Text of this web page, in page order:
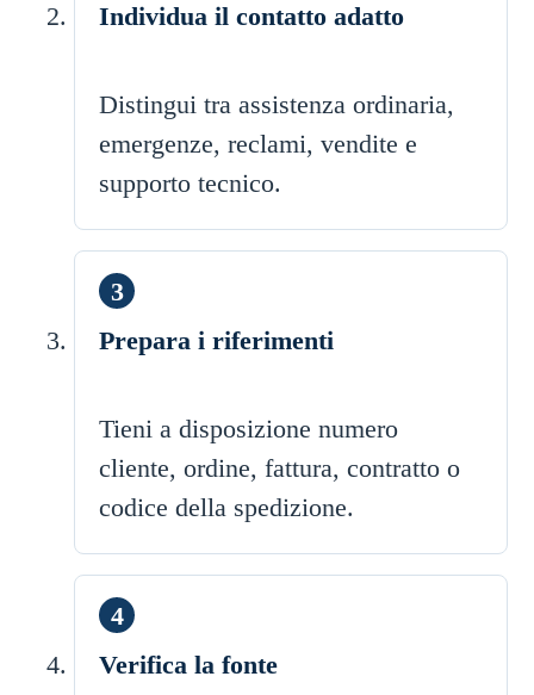
Individua il contatto adatto
Distingui tra assistenza ordinaria,
emergenze, reclami, vendite e
supporto tecnico.
Prepara i riferimenti
Tieni a disposizione numero
cliente, ordine, fattura, contratto o
codice della spedizione.
Verifica la fonte